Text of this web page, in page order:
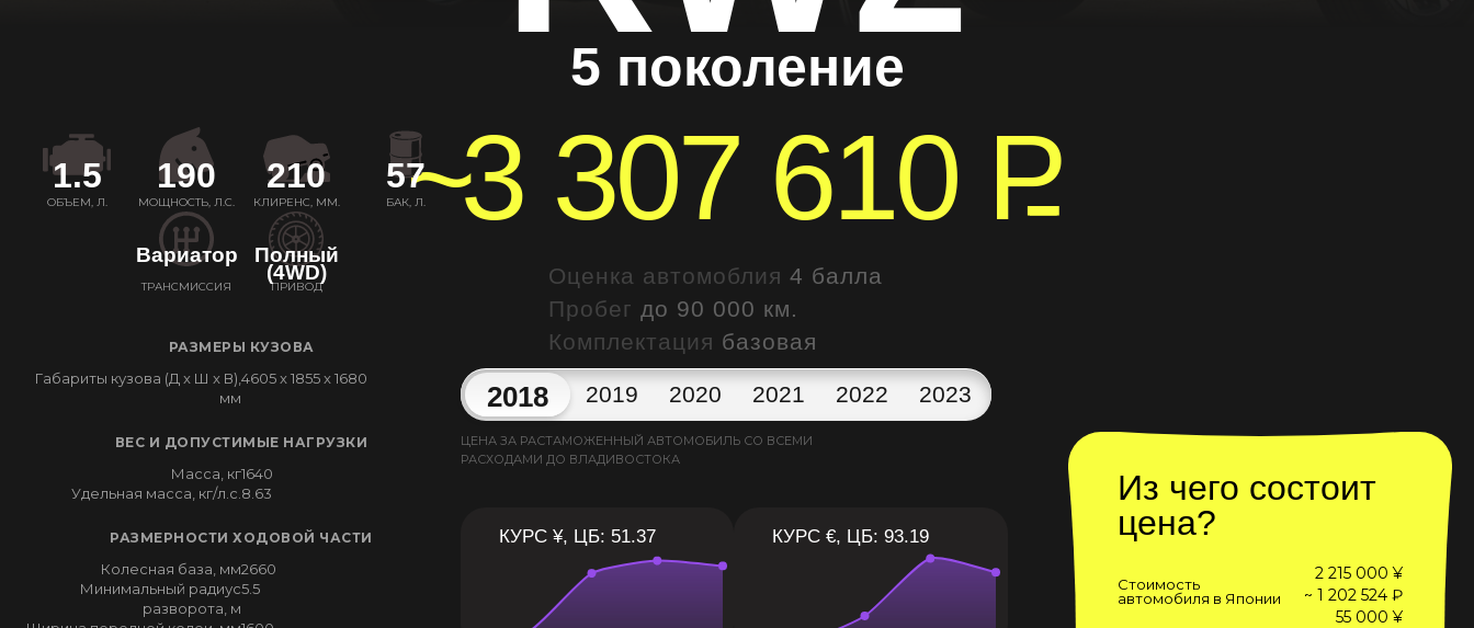
5 поколение
ОБЪЕМ, Л.
1.5
МОЩНОСТЬ, Л.С.
190
КЛИРЕНС, ММ.
210
БАК, Л.
57
ТРАНСМИССИЯ
Вариатор
ПРИВОД
Полный
(4WD)
РАЗМЕРЫ КУЗОВА
Габариты кузова (Д x Ш x В),
мм
4605 x 1855 x 1680
ВЕС И ДОПУСТИМЫЕ НАГРУЗКИ
Масса, кг1640
Удельная масса, кг/л.с. 8.63
РАЗМЕРНОСТИ ХОДОВОЙ ЧАСТИ
Колесная база, мм2660
Минимальный радиус
разворота, м
5.5
~3 307 610 P
Оценка автомоблия 4 балла
Пробег до 90 000 км.
Комплектация базовая
2018 2019 2020 2021 2022 2023
ЦЕНА ЗА РАСТАМОЖЕННЫЙ АВТОМОБИЛЬ СО ВСЕМИ
РАСХОДАМИ ДО ВЛАДИВОСТОКА
КУРС ¥, ЦБ: 51.37 КУРС €, ЦБ: 93.19
Из чего состоит
цена?
Стоимость
автомобиля в Японии
2 215 000 ¥
~ 1 202 524 ₽
55 000 ¥